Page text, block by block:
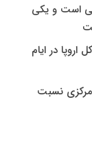
است و یکی
اروپا در ایام
مرکزی نسبت